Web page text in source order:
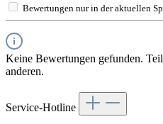
Bewertungen nur in der aktuellen
Keine Bewertungen gefunden.
anderen.
Service-Hotline